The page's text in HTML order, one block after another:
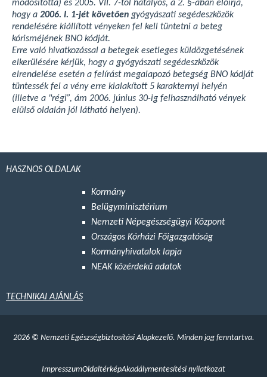
módosította) és 2005. VII. 7-től hatályos, a 2. §-ában előírja,
hogy a 2006. I. 1-jét követően gyógyászati segédeszközök
rendelésére kiállított vényeken fel kell tüntetni a beteg
kórisméjének BNO kódját.
Erre való hivatkozással a betegek esetleges küldözgetésének
elkerülésére kérjük, hogy a gyógyászati segédeszközök
elrendelése esetén a felírást megalapozó betegség BNO kódját
tüntessék fel a vény erre kialakított 5 karakternyi helyén
(illetve a "régi”, ám 2006. június 30-ig felhasználható vények
elülső oldalán jól látható helyen).
HASZNOS OLDALAK
Kormány
Belügyminisztérium
Nemzeti Népegészségügyi Központ
Országos Kórházi Főigazgatóság
Kormányhivatalok lapja
NEAK közérdekű adatok
TECHNIKAI AJÁNLÁS
2026 © Nemzeti Egészségbiztosítási Alapkezelő. Minden jog fenntartva.
ImpresszumOldaltérképAkadálymentesítési nyilatkozat